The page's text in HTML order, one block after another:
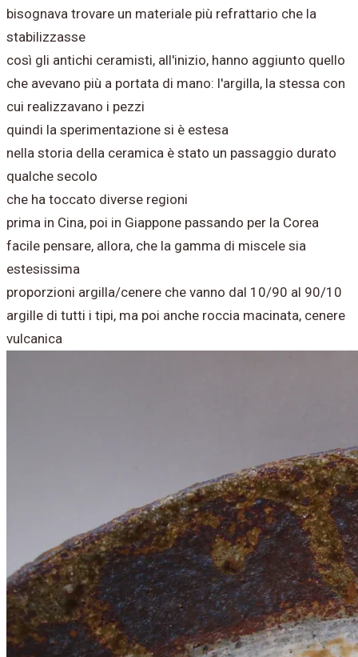
bisognava trovare un materiale più refrattario che la
stabilizzasse
così gli antichi ceramisti, all'inizio, hanno aggiunto quello
che avevano più a portata di mano: l'argilla, la stessa con
cui realizzavano i pezzi
quindi la sperimentazione si è estesa
nella storia della ceramica è stato un passaggio durato
qualche secolo
che ha toccato diverse regioni
prima in Cina, poi in Giappone passando per la Corea
facile pensare, allora, che la gamma di miscele sia
estesissima
proporzioni argilla/cenere che vanno dal 10/90 al 90/10
argille di tutti i tipi, ma poi anche roccia macinata, cenere
vulcanica